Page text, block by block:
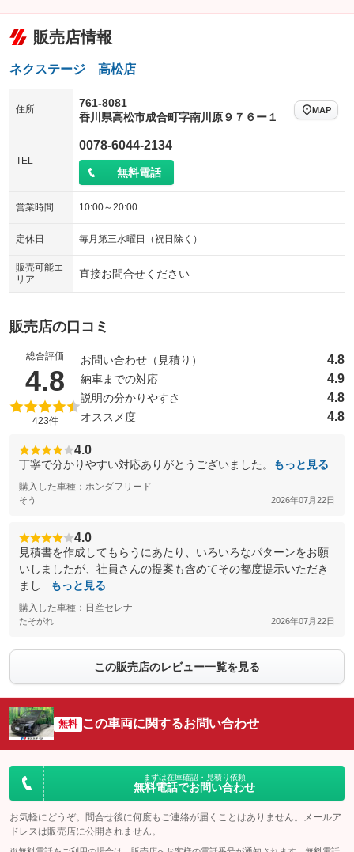
販売店情報
ネクステージ 高松店
住所
761-8081
香川県高松市成合町字南川原９７６ー１
MAP
TEL
0078-6044-2134
無料電話
営業時間 10:00～20:00
定休日 毎月第三水曜日（祝日除く）
販売可能エ
リア
直接お問合せください
販売店の口コミ
総合評価
4.8 （5点満点中）
423件
お問い合わせ（見積り） 4.8
納車までの対応 4.9
説明の分かりやすさ 4.8
オススメ度 4.8
4.0
丁寧で分かりやすい対応ありがとうございました。 もっと見る
購入した車種：ホンダフリード
そう 2026年07月22日
4.0
見積書を作成してもらうにあたり、いろいろなパターンをお願
いしましたが、社員さんの提案も含めてその都度提示いただき
まし...
もっと見る
購入した車種：日産セレナ
たそがれ 2026年07月22日
この販売店のレビュー一覧を見る
無料 この車両に関するお問い合わせ
まずは在庫確認・見積り依頼
無料電話でお問い合わせ
お気軽にどうぞ。問合せ後に何度もご連絡が届くことはありません。メールア
ドレスは販売店に公開されません。